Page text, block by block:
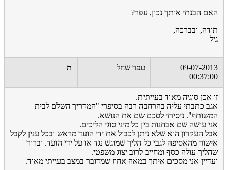
האם הבנתי אותך נכון, עפר?
תודה, ובברכה,
גיל
09-07-2013
00:37:00
עפר שחל ת
זו אכן סוגיה מאוד בעייתית.
אגב כתבתי עליה בהרחבה רבה בסיפרי "המדריך השלם לבית
המשותף". ניסיתי לסכם שם את הנושא.
אני עושה שם אבחנות בין כל מיני סוגי הליכים.
אבל העקרון הוא שלא ניתן לכבול את ידי הועד מראש ובכל ענין לקבל
אישור מהאסיפה לגבי כל הליך שמוגש נגד או על ידי הועד. וברור
שהליך עולה כסף ומחייב לרוב יצוג משפטי.
ועדיין אני מסכים איתך במאה אחוז שמדובר במצב בעייתי מאוד.